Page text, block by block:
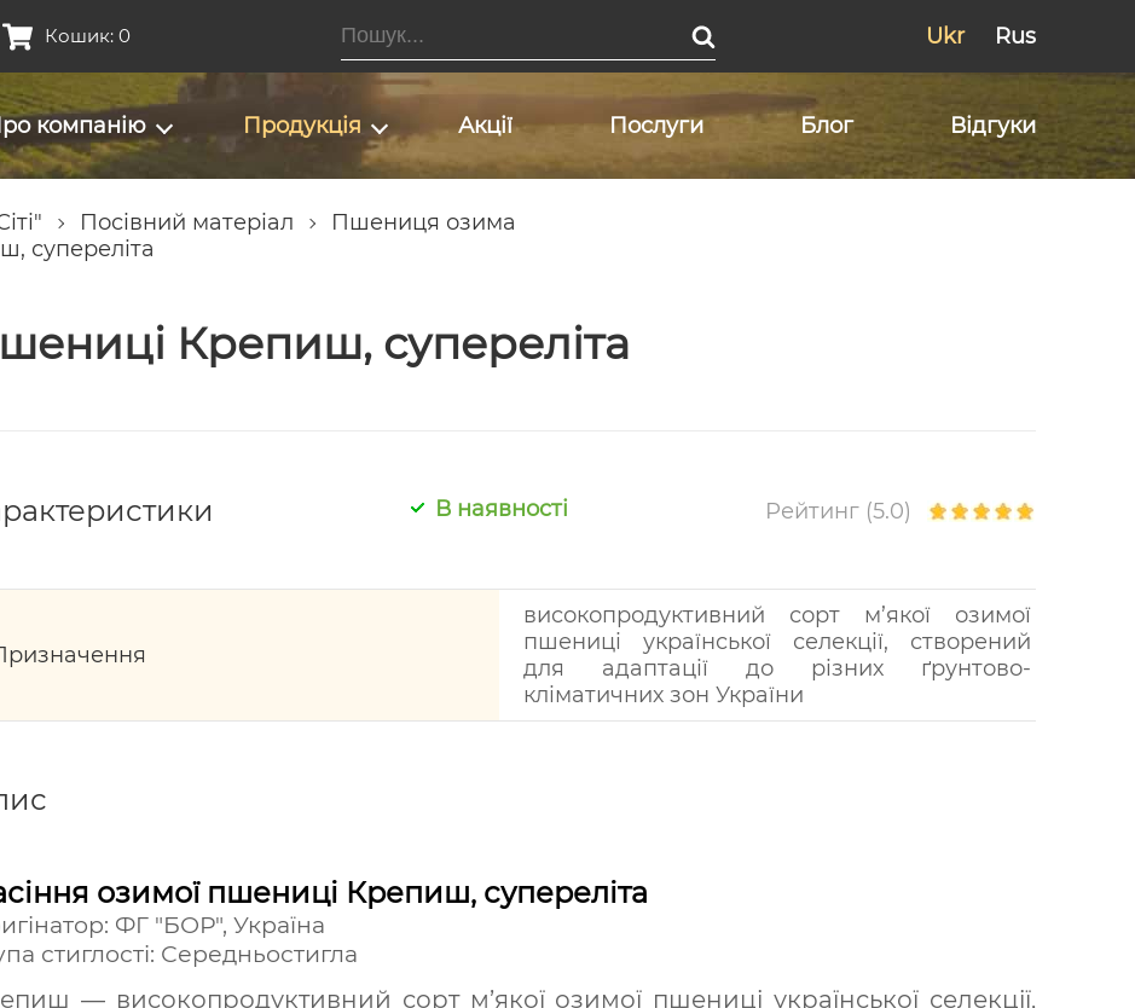
Кошик: 0 Ukr Rus
компанію Продукція Акції Послуги Блог Відгуки
Посівний матеріал
Пшениця озима
супереліта
Крепиш, супереліта
В наявності Рейтинг (5.0)
високопродуктивний сорт м’якої озимої
пшениці української селекції, створений
для адаптації до різних ґрунтово-
кліматичних зон України
озимої пшениці Крепиш, супереліта
ФГ "БОР", Україна
стиглості: Середньостигла
— високопродуктивний сорт м’якої озимої пшениці української селекції,